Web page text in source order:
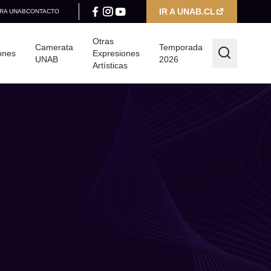
UNABCONTACTO IR A UNAB.CL
Camerata
UNAB
Otras
Expresiones
Artísticas
Temporada
2026